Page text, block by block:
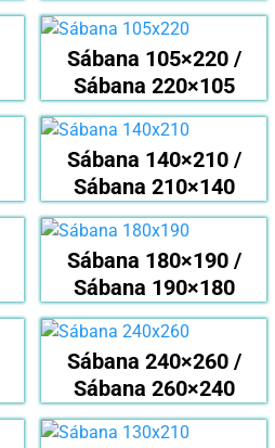
Sábana 105×220 /
Sábana 220×105
Sábana 140×210 /
Sábana 210×140
Sábana 180×190 /
Sábana 190×180
Sábana 240×260 /
Sábana 260×240